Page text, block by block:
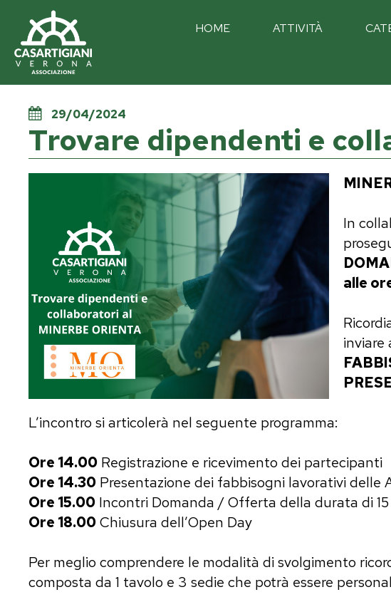
HOME ATTIVITÀ
29/04/2024
Trovare dipendenti e
In
alle
inviare
L’incontro si articolerà nel seguente programma:
Ore 14.00 Registrazione e ricevimento dei partecipanti
Ore 14.30 Presentazione dei fabbisogni lavorativi delle
Ore 15.00 Incontri Domanda / Offerta della durata di
Ore 18.00Chiusura dell’Open Day
Per meglio comprendere le modalità di svolgimento
composta da 1 tavolo e 3 sedie che potrà essere